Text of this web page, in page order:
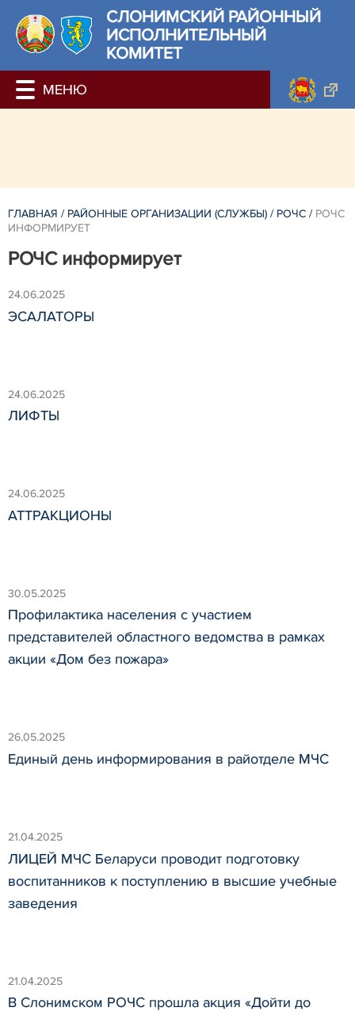
СЛОНИМСКИЙ РАЙОННЫЙ
ИСПОЛНИТЕЛЬНЫЙ
КОМИТЕТ
ГЛАВНАЯ / РАЙОННЫЕ ОРГАНИЗАЦИИ (СЛУЖБЫ) / РОЧС / РОЧС
ИНФОРМИРУЕТ
РОЧС информирует
24.06.2025
ЭСАЛАТОРЫ
24.06.2025
ЛИФТЫ
24.06.2025
АТТРАКЦИОНЫ
30.05.2025
Профилактика населения с участием
представителей областного ведомства в рамках
акции «Дом без пожара»
26.05.2025
Единый день информирования в райотделе МЧС
21.04.2025
ЛИЦЕЙ МЧС Беларуси проводит подготовку
воспитанников к поступлению в высшие учебные
заведения
21.04.2025
В Слонимском РОЧС прошла акция «Дойти до